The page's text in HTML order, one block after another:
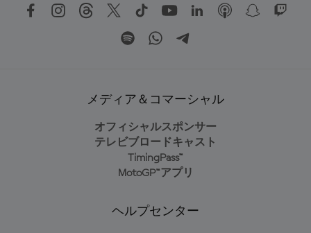
メディア＆コマーシャル
オフィシャルスポンサー
テレビブロードキャスト
TimingPass™
MotoGP™アプリ
ヘルプセンター